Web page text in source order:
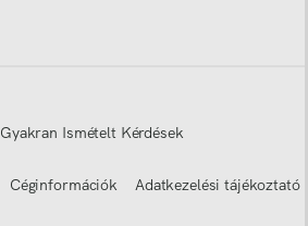
Gyakran Ismételt Kérdések
Céginformációk Adatkezelési tájékoztató